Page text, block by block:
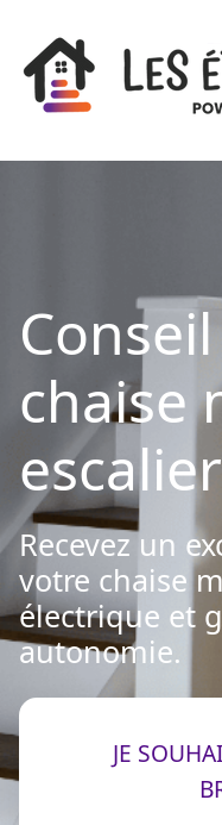
chaise
Recevez un
votre chaise
électrique et
autonomie.
JE